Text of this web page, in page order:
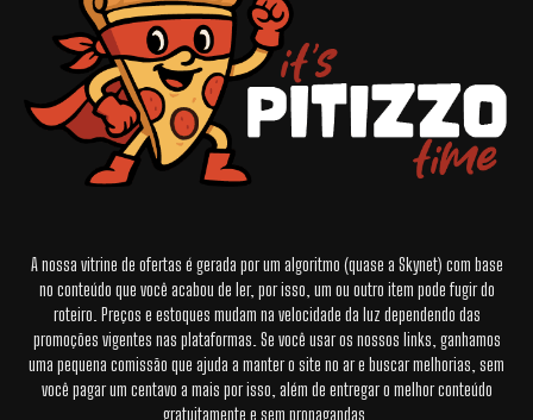
A nossa vitrine de ofertas é gerada por um algoritmo (quase a Skynet) com base
no conteúdo que você acabou de ler, por isso, um ou outro item pode fugir do
roteiro. Preços e estoques mudam na velocidade da luz dependendo das
promoções vigentes nas plataformas. Se você usar os nossos links, ganhamos
uma pequena comissão que ajuda a manter o site no ar e buscar melhorias, sem
você pagar um centavo a mais por isso, além de entregar o melhor conteúdo
gratuitamente e sem propagandas.